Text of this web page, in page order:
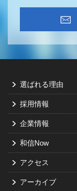
選ばれる理由
採用情報
企業情報
和信Now
アクセス
アーカイブ